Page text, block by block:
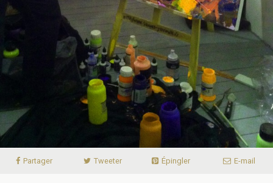
Partager Tweeter Épingler E-mail